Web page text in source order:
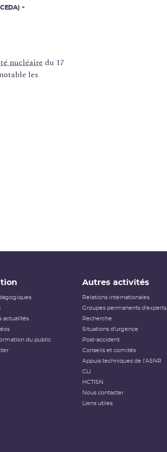
nucléaire du 17
les
actualités
du public
Autres activités
Relations internationales
Groupes permanents d'experts
Recherche
Situations d'urgence
Post-accident
Conseils et comités
Appuis techniques de l'ASNR
CLI
HCTISN
Nous contacter
Liens utiles